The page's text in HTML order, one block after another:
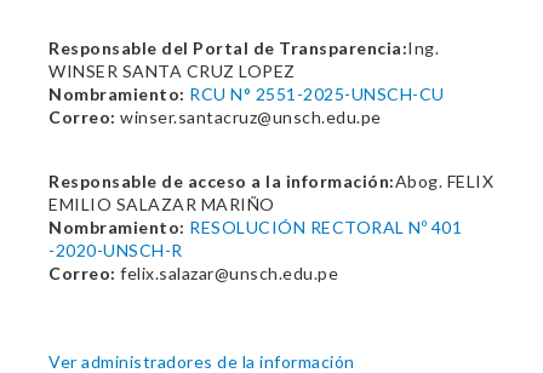
Responsable del Portal de Transparencia:Ing.
WINSER SANTA CRUZ LOPEZ
Nombramiento: RCU N° 2551-2025-UNSCH-CU
Correo: winser.santacruz@unsch.edu.pe
Responsable de acceso a la información:Abog. FELIX
EMILIO SALAZAR MARIÑO
Nombramiento: RESOLUCIÓN RECTORAL Nº 401
-2020-UNSCH-R
Correo: felix.salazar@unsch.edu.pe
Ver administradores de la información